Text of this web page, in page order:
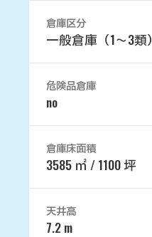
倉庫区分
一般倉庫（1～3類）
危険品倉庫
no
倉庫床面積
3585 ㎡ / 1100 坪
天井高
7.2 m